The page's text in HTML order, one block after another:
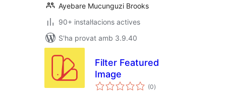
Ayebare Mucunguzi Brooks
90+ instal·lacions actives
S'ha provat amb 3.9.40
Filter Featured
Image
(0puntuacions
totals
)